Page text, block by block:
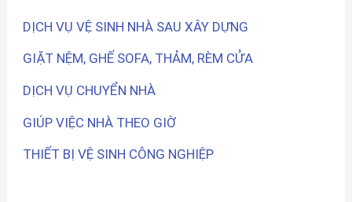
DỊCH VỤ VỆ SINH NHÀ SAU XÂY DỰNG
GIẶT NỆM, GHẾ SOFA, THẢM, RÈM CỬA
DỊCH VỤ CHUYỂN NHÀ
GIÚP VIỆC NHÀ THEO GIỜ
THIẾT BỊ VỆ SINH CÔNG NGHIỆP